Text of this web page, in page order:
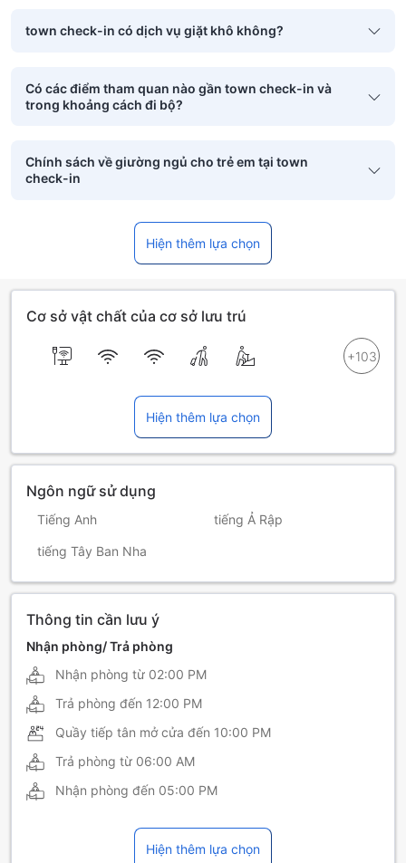
town check-in có dịch vụ giặt khô không?
Có các điểm tham quan nào gần town check-in và
trong khoảng cách đi bộ?
Chính sách về giường ngủ cho trẻ em tại town
check-in
Hiện thêm lựa chọn
Cơ sở vật chất của cơ sở lưu trú
Hiện thêm lựa chọn
Ngôn ngữ sử dụng
Tiếng Anh tiếng Ả Rập
tiếng Tây Ban Nha
Thông tin cần lưu ý
Nhận phòng/ Trả phòng
Nhận phòng từ 02:00 PM
Trả phòng đến 12:00 PM
Quầy tiếp tân mở cửa đến 10:00 PM
Trả phòng từ 06:00 AM
Nhận phòng đến 05:00 PM
Hiện thêm lựa chọn